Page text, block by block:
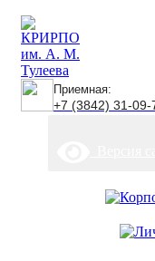
Приемная:
+7 (3842) 31-09-